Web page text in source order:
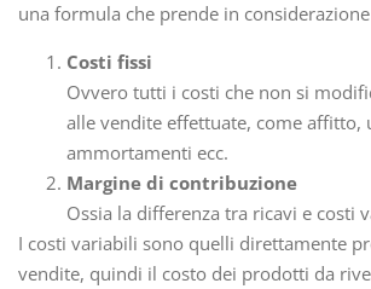
una formula che prende in
Costi fissi
Ovvero tutti i costi che non si
alle vendite effettuate, come affitto,
ammortamenti ecc.
Margine di contribuzione
Ossia la differenza tra ricavi e costi
I costi variabili sono quelli direttamente
vendite, quindi il costo dei prodotti da